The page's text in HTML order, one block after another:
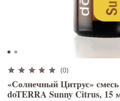
(0)
«Солнечный Цитрус»
doTERRA Sunny Citrus, 15